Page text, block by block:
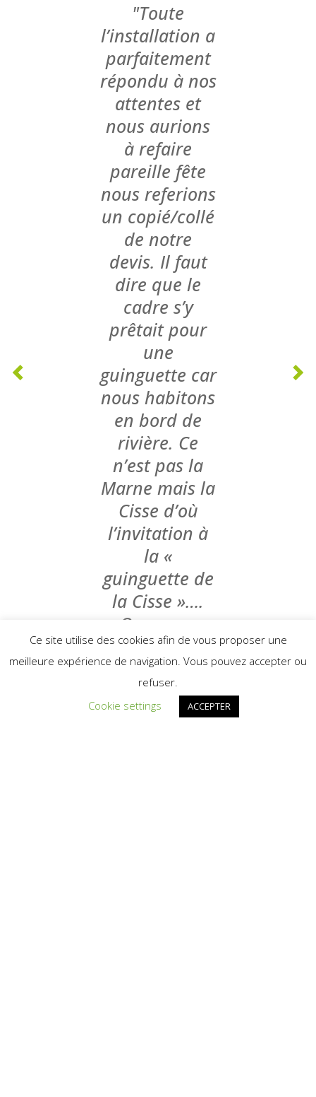
Toute
l’installation a
parfaitement
répondu à nos
attentes et
nous aurions
à refaire
pareille fête
nous referions
un copié/collé
de notre
devis. Il faut
dire que le
cadre s’y
prêtait pour
une
guinguette car
nous habitons
en bord de
rivière. Ce
n’est pas la
Marne mais la
Cisse d’où
l’invitation à
la «
guinguette de
la Cisse »….
On nous a
même
demandé de
laisser les
installations
Ce site utilise des cookies afin de vous proposer une
meilleure expérience de navigation. Vous pouvez accepter ou
refuser.
Cookie settings
ACCEPTER